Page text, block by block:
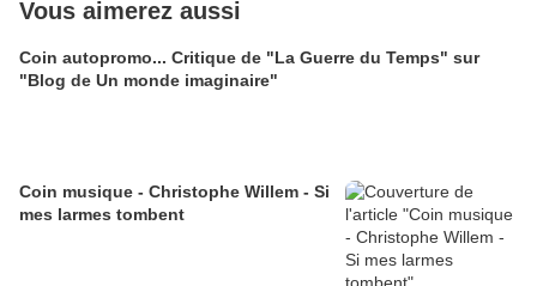
Vous aimerez aussi
Coin autopromo... Critique de "La Guerre du Temps" sur
"Blog de Un monde imaginaire"
Coin musique - Christophe Willem - Si
mes larmes tombent